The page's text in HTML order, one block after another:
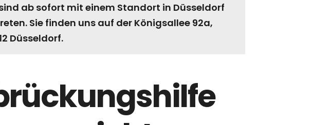
ab sofort mit einem Standort in Düsseldorf
Sie finden uns auf der Königsallee 92a,
Düsseldorf.